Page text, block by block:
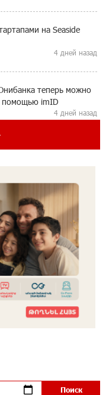
на Seaside
4 дней назад
теперь можно
помощью imID
4 дней назад
IDBank
Когда-нибудь
но будет уже поздно
7 дней назад
Геноцида армян
него значит сам
7 дней назад
— до 10%
приложении